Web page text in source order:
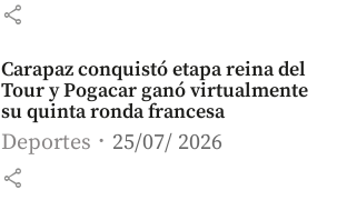
share
Carapaz conquistó etapa reina del
Tour y Pogacar ganó virtualmente
su quinta ronda francesa
Deportes 25/07/ 2026
share